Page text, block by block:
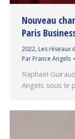
Nouveau
Paris
2022, Les réseaux
Par France Angels
Raphaël
Angels sous le